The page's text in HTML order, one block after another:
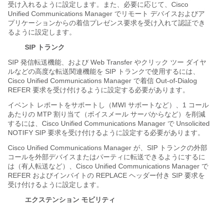
受け入れるように設定します。また、必要に応じて、Cisco
Unified Communications Manager でリモート デバイスおよびア
プリケーションからの着信プレゼンス要求を受け入れて認証でき
るように設定します。
SIP トランク
SIP 発信転送機能、および Web Transfer やクリック ツー ダイヤ
ルなどの高度な転送関連機能を SIP トランクで使用するには、
Cisco Unified Communications Manager で着信 Out-of-Dialog
REFER 要求を受け付けるように設定する必要があります。
イベント レポートをサポートし（MWI サポートなど）、1 コール
あたりの MTP 割り当て（ボイスメール サーバからなど）を削減
するには、Cisco Unified Communications Manager で Unsolicited
NOTIFY SIP 要求を受け付けるように設定する必要があります。
Cisco Unified Communications Manager が、SIP トランクの外部
コールを外部デバイスまたはパーティに転送できるようにするに
は（有人転送など）、Cisco Unified Communications Manager で
REFER およびインバイトの REPLACE ヘッダー付き SIP 要求を
受け付けるように設定します。
エクステンション モビリティ